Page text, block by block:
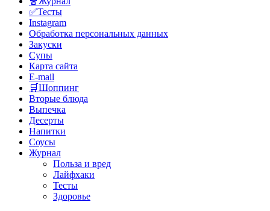
✅Тесты
Instagram
Обработка персональных данных
Закуски
Супы
Карта сайта
E-mail
🛒Шоппинг
Вторые блюда
Выпечка
Десерты
Напитки
Соусы
Журнал
Польза и вред
Лайфхаки
Тесты
Здоровье